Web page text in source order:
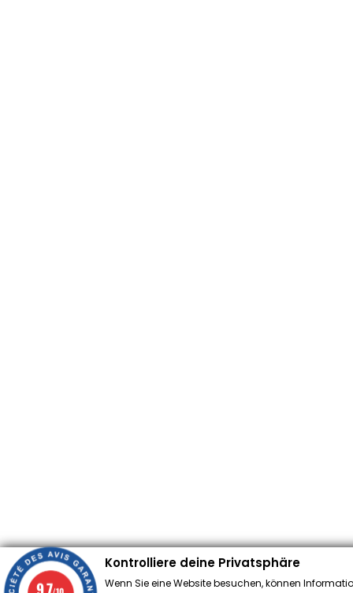
Kontrolliere deine Privatsphäre
Wenn Sie eine Website besuchen, können
9.7